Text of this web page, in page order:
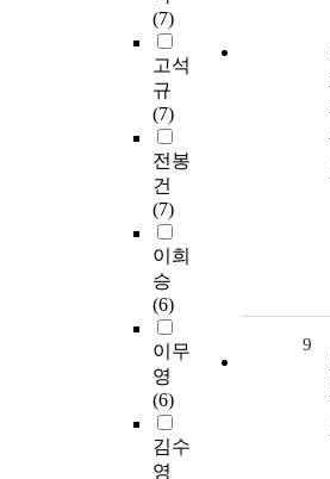
(7)
고석
규
(7)
전봉
건
(7)
이희
승
(6)
이무
영
(6)
김수
영
9